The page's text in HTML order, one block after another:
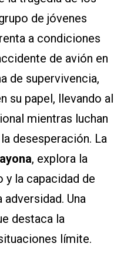
de jóvenes
a condiciones
de avión en
de supervivencia,
su papel, llevando al
mientras luchan
desesperación. La
, explora la
y la capacidad de
Una
destaca la
límite.